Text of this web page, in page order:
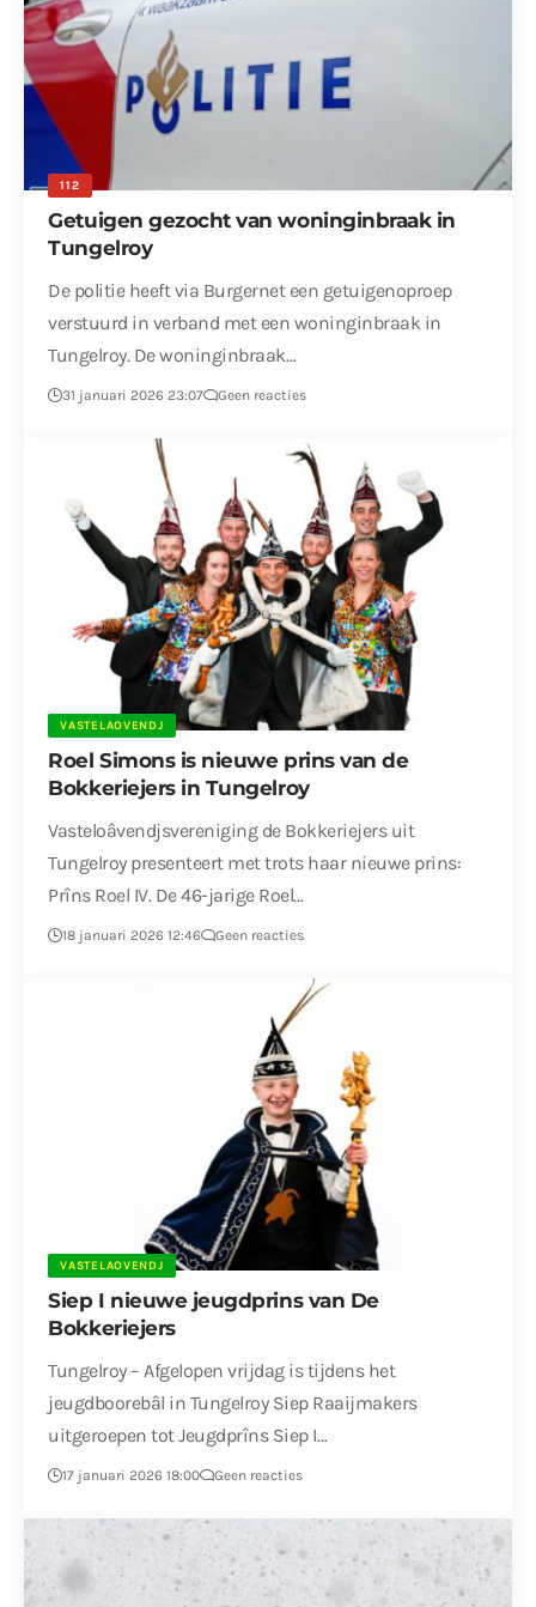
112
Getuigen gezocht van woninginbraak in
Tungelroy
De politie heeft via Burgernet een getuigenoproep
verstuurd in verband met een woninginbraak in
Tungelroy. De woninginbraak…
31 januari 2026 23:07 Geen reacties
VASTELAOVENDJ
Roel Simons is nieuwe prins van de
Bokkeriejers in Tungelroy
Vasteloâvendjsvereniging de Bokkeriejers uit
Tungelroy presenteert met trots haar nieuwe prins:
Prîns Roel IV. De 46-jarige Roel…
18 januari 2026 12:46 Geen reacties
VASTELAOVENDJ
Siep I nieuwe jeugdprins van De
Bokkeriejers
Tungelroy – Afgelopen vrijdag is tijdens het
jeugdboorebâl in Tungelroy Siep Raaijmakers
uitgeroepen tot Jeugdprîns Siep I…
17 januari 2026 18:00 Geen reacties